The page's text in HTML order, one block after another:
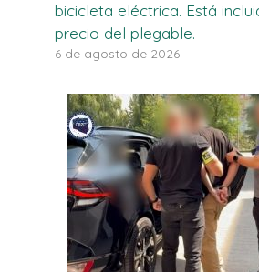
bicicleta eléctrica. Está
precio del plegable.
6 de agosto de 2026